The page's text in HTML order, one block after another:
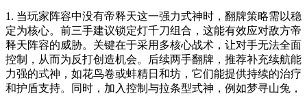
1. 当玩家阵容中没有帝释天这一强力式神时，翻牌策略需以稳
定为核心。前三手建议锁定灯千刀组合，这能有效应对敌方帝
释天阵容的威胁。关键在于采用多核心战术，让对手无法全面
控制，从而为反打创造机会。后续两手翻牌，推荐补充续航能
力强的式神，如花鸟卷或蚌精日和坊，它们能提供持续的治疗
和护盾支持。同时，加入控制与拉条型式神，例如梦寻山兔，